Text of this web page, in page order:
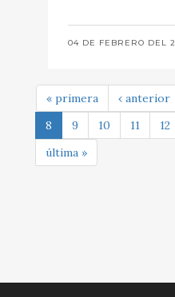
04 DE FEBRERO DEL
« primera ‹ anterior
8
9 10 11 12
última »